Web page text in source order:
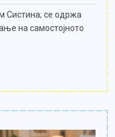
Систина; се одржа
на самостојното